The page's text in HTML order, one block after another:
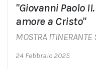
"Giovanni Paolo
amore a Cristo"
MOSTRA ITINERANTE
24 Febbraio 2025